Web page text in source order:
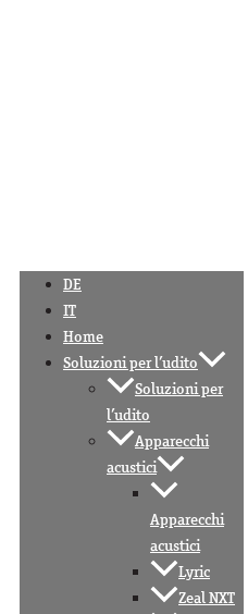
DE
IT
Home
Soluzioni per l’udito
Soluzioni per
l’udito
Apparecchi
acustici
Apparecchi
acustici
Lyric
Zeal NXT